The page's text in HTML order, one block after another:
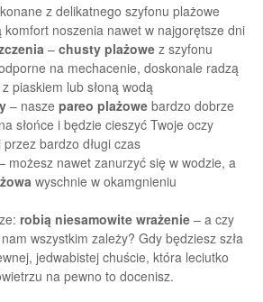
z delikatnego szyfonu plażowe
komfort noszenia nawet w najgorętsze dni
– chusty plażowe z szyfonu
na mechacenie, doskonale radzą
piaskiem lub słoną wodą
– nasze pareo plażowe bardzo dobrze
słońce i będzie cieszyć Twoje oczy
bardzo długi czas
możesz nawet zanurzyć się w wodzie, a
wyschnie w okamgnieniu
robią niesamowite wrażenie – a czy
wszystkim zależy? Gdy będziesz szła
jedwabistej chuście, która leciutko
na pewno to docenisz.